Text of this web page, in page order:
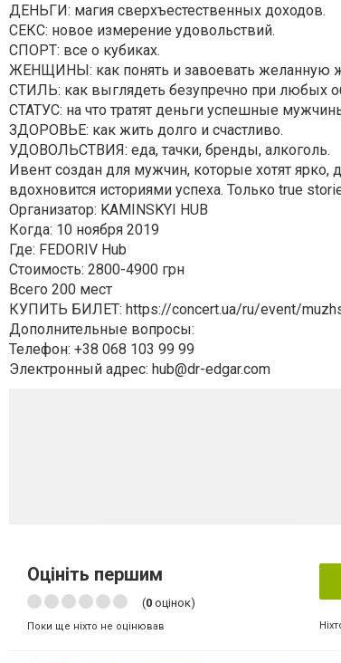
ДЕНЬГИ: магия сверхъестественных доходов.
СЕКС: новое измерение удовольствий.
СПОРТ: все о кубиках.
ЖЕНЩИНЫ: как понять и завоевать желанную
СТИЛЬ: как выглядеть безупречно при любых
СТАТУС: на что тратят деньги успешные
ЗДОРОВЬЕ: как жить долго и счастливо.
УДОВОЛЬСТВИЯ: еда, тачки, бренды, алкоголь.
Ивент создан для мужчин, которые хотят
вдохновится историями успеха. Только true
Организатор: KAMINSKYI HUB
Когда: 10 ноября 2019
Где: FEDORIV Hub
Стоимость: 2800-4900 грн
Всего 200 мест
КУПИТЬ БИЛЕТ: https://concert.ua/ru/event/
Дополнительные вопросы:
Телефон: +38 068 103 99 99
Электронный адрес: hub@dr-edgar.com
Оцініть першим
(0 оцінок)
Поки ще ніхто не оцінював